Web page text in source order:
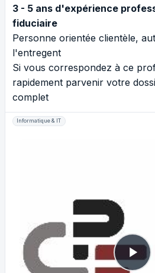
3 - 5 ans d'expérience
fiduciaire
Personne orientée clientèle,
l'entregent
Si vous correspondez à ce
rapidement parvenir votre
complet
Informatique & IT